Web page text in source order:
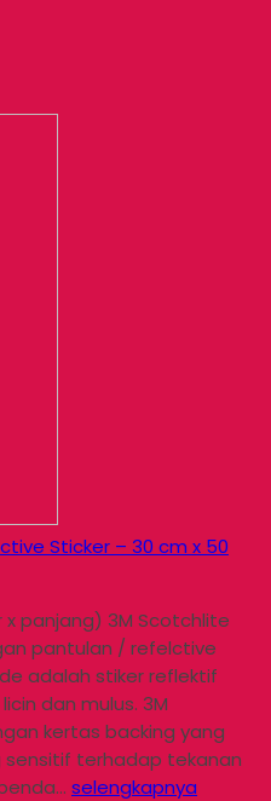
Sticker – 30 cm x 50
x panjang) 3M Scotchlite
pantulan / refelctive
adalah stiker reflektif
dan mulus. 3M
kertas backing yang
terhadap tekanan
selengkapnya